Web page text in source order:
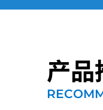
产品